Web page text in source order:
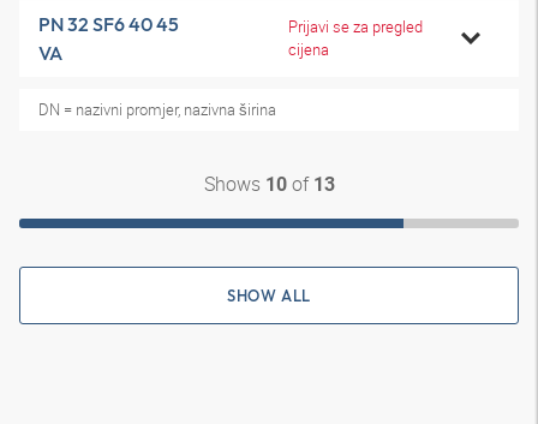
PN 32 SF6 40 45
VA
Prijavi se za pregled
cijena
DN = nazivni promjer, nazivna širina
Shows 10of 13
SHOW ALL